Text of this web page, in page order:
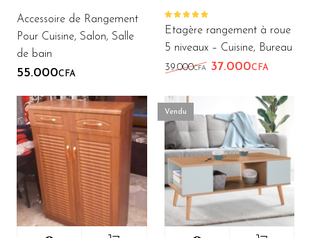
Accessoire de Rangement
Pour Cuisine, Salon, Salle
de bain
55.000CFA
Note
5.00sur
5
Etagère rangement à roue
5 niveaux – Cuisine, Bureau
39.000CFA Le prix initial était
37.000CFA
Vendu